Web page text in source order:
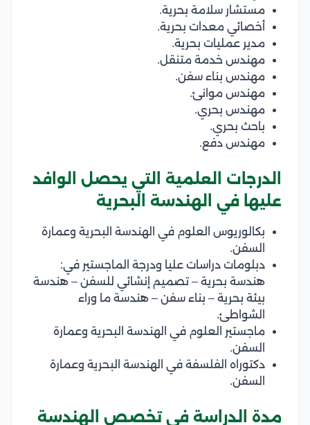
مستشار سلامة بحرية.
أخصائي معدات بحرية.
مدير عمليات بحرية.
مهندس خدمة متنقل.
مهندس بناء سفن.
مهندس موانئ.
مهندس بحري.
باحث بحري.
مهندس دفع.
الدرجات العلمية التي يحصل الوافد
عليها في الهندسة البحرية
بكالوريوس العلوم في الهندسة البحرية وعمارة
السفن.
دبلومات دراسات عليا ودرجة الماجستير في:
هندسة بحرية – تصميم إنشائي للسفن – هندسة
بيئة بحرية – بناء سفن – هندسة ما وراء
الشواطئ.
ماجستير العلوم في الهندسة البحرية وعمارة
السفن.
دكتوراه الفلسفة في الهندسة البحرية وعمارة
السفن.
مدة الدراسة في تخصص الهندسة